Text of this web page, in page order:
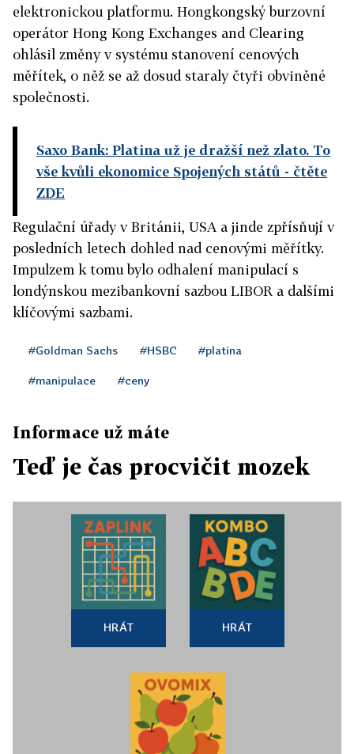
elektronickou platformu. Hongkongský burzovní
operátor Hong Kong Exchanges and Clearing
ohlásil změny v systému stanovení cenových
měřítek, o něž se až dosud staraly čtyři obviněné
společnosti.
Saxo Bank: Platina už je dražší než zlato. To
vše kvůli ekonomice Spojených států - čtěte
ZDE
Regulační úřady v Británii, USA a jinde zpřísňují v
posledních letech dohled nad cenovými měřítky.
Impulzem k tomu bylo odhalení manipulací s
londýnskou mezibankovní sazbou LIBOR a dalšími
klíčovými sazbami.
#Goldman Sachs #HSBC #platina
#manipulace #ceny
Informace už máte
Teď je čas procvičit mozek
HRÁT HRÁT